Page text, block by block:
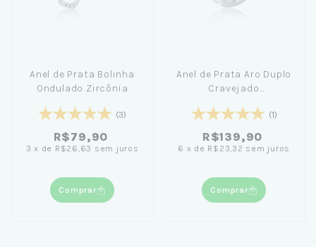
Anel de Prata Bolinha
Ondulado Zircônia
(3)
R$79,90
3 x de R$26,63 sem juros
Comprar
Anel de Prata Aro Duplo
Cravejado
(1)
R$139,90
6 x de R$23,32 sem juros
Comprar